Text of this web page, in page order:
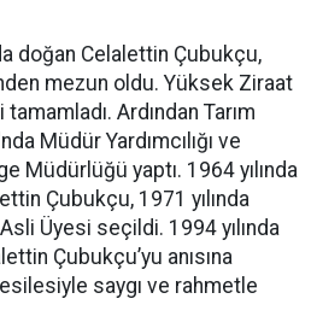
doğan Celalettin Çubukçu,
mezun oldu. Yüksek Ziraat
Ardından Tarım
Müdür Yardımcılığı ve
Müdürlüğü yaptı. 1964 yılında
Çubukçu, 1971 yılında
Üyesi seçildi. 1994 yılında
Çubukçu’yu anısına
saygı ve rahmetle